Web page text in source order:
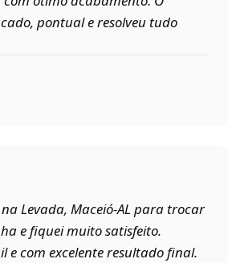
pontual e resolveu tudo
Levada, Maceió‑AL para trocar
e fiquei muito satisfeito.
e com excelente resultado final.